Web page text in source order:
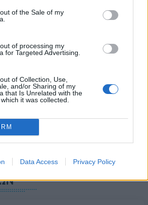
of the Sale of my
of processing my
for Targeted Advertising.
of Collection, Use,
and/or Sharing of my
that Is Unrelated with the
it was collected.
Data Access Privacy Policy
κυκλική
υποστήριξε 60.468 παιδιά
και τις οικογένειές τους